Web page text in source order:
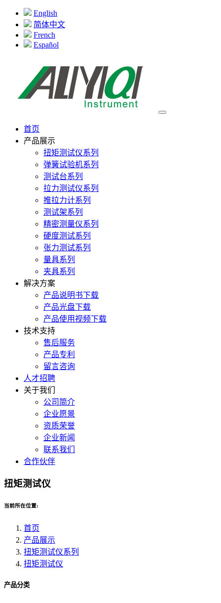
English
简体中文
French
Español
首页
产品展示
扭矩测试仪系列
弹簧试验机系列
测试台系列
拉力测试仪系列
推拉力计系列
测试架系列
精密测量仪系列
硬度测试系列
张力测试系列
量具系列
夹具系列
解决方案
产品说明书下载
产品光盘下载
产品使用视频下载
技术支持
售后服务
产品专利
留言咨询
人才招聘
关于我们
公司简介
企业愿景
资质荣誉
企业新闻
联系我们
合作伙伴
扭矩测试仪
当前所在位置:
首页
产品展示
扭矩测试仪系列
扭矩测试仪
产品分类